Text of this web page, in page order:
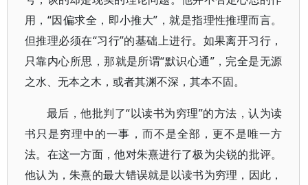
用，“因偏求全，即小推大”，就是指理性推理而言。
但推理必须在“习行”的基础上进行。如果离开习行，
只靠内心所思，那就是所谓“默识心通”，完全是无源
之水、无本之木，或者其渊不深，其本不固。
最后，他批判了“以读书为穷理”的方法，认为读
书只是穷理中的一事，而不是全部，更不是唯一方
法。在这一方面，他对朱熹进行了极为尖锐的批评。
他认为，朱熹的最大错误就是以读书为穷理，因此，